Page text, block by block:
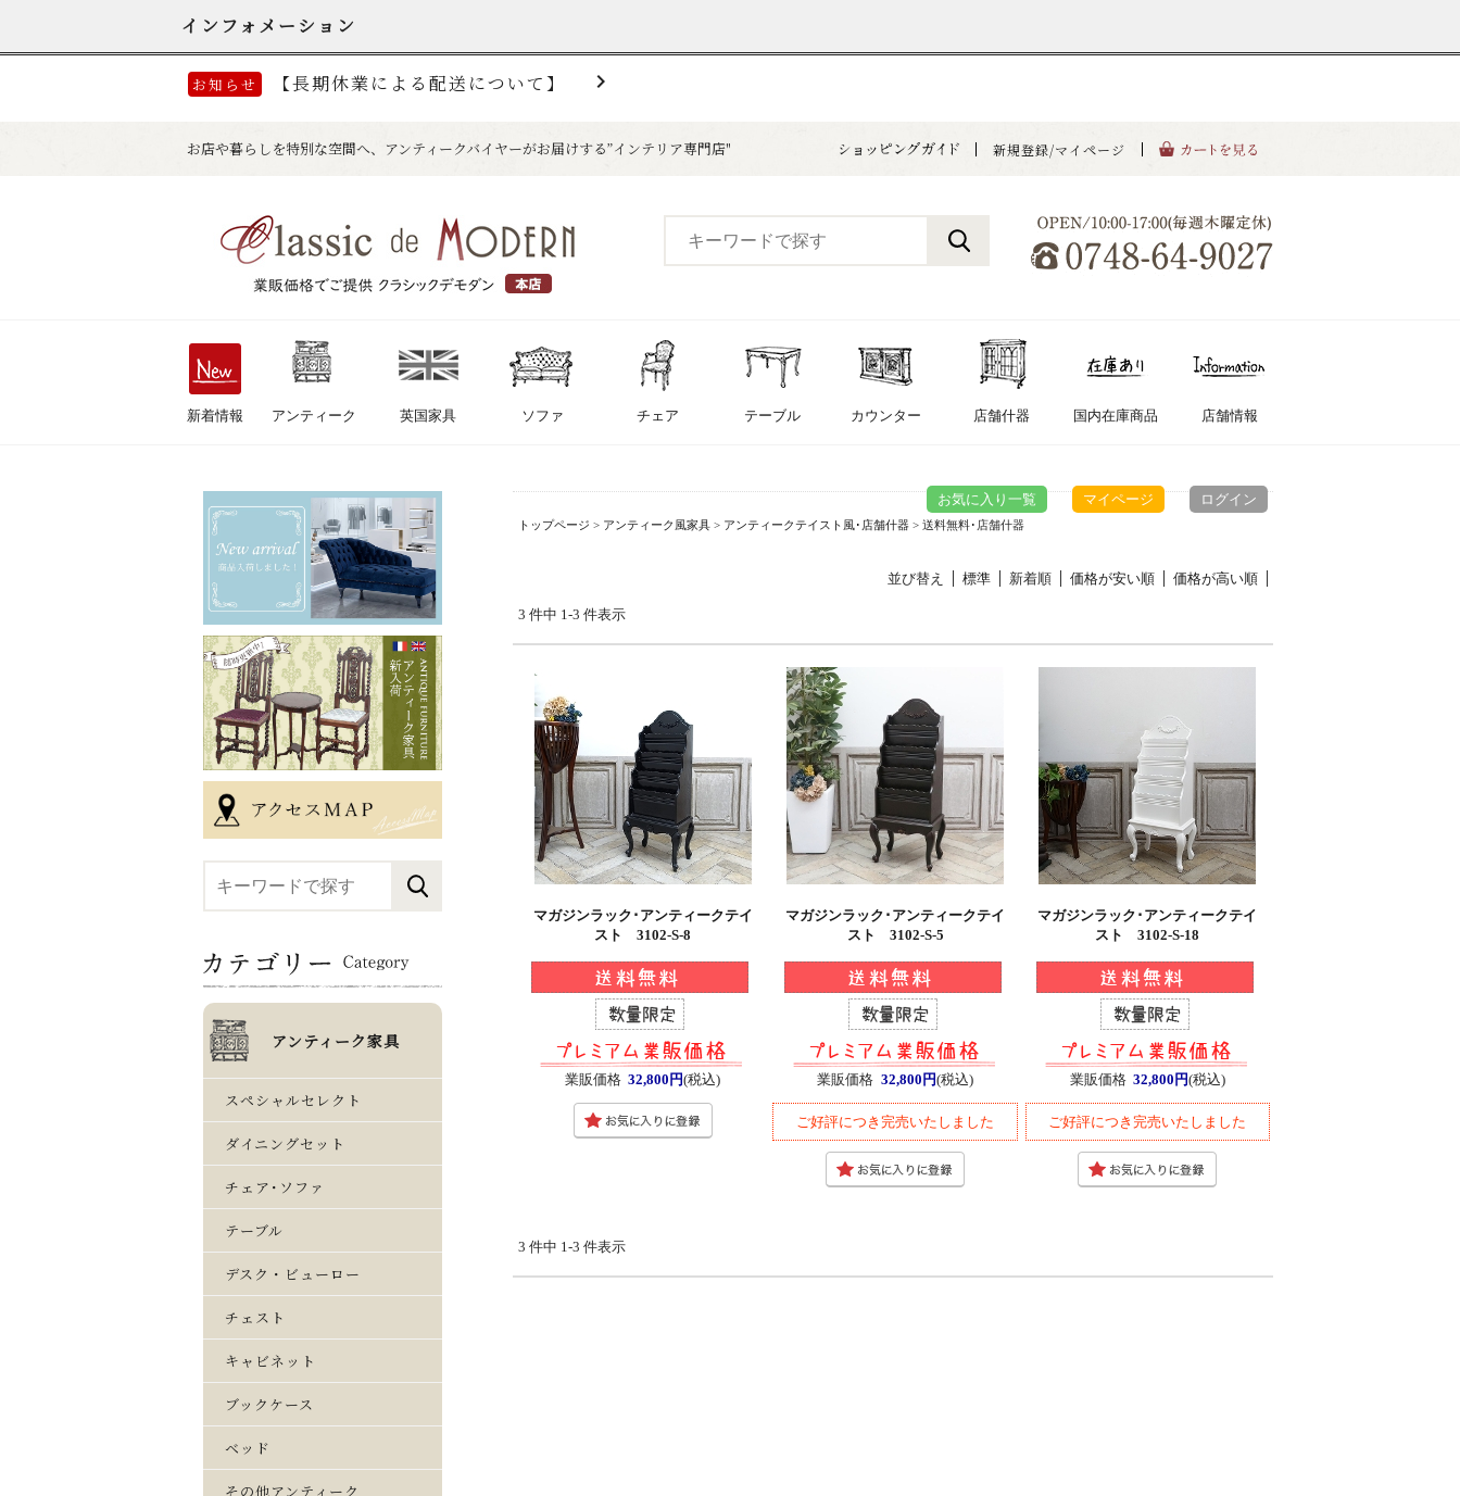
お気に入り一覧 マイページ ログイン
トップページ > アンティーク風家具 > アンティークテイスト風･店舗什器 > 送料無料･店舗什器
並び替え 標準 新着順 価格が安い順 価格が高い順
3 件中 1-3 件表示
マガジンラック･アンティークテイ
スト 3102-S-8
業販価格 32,800円(税込)
マガジンラック･アンティークテイ
スト 3102-S-5
業販価格 32,800円(税込)
ご好評につき完売いたしました
マガジンラック･アンティークテイ
スト 3102-S-18
業販価格 32,800円(税込)
ご好評につき完売いたしました
3 件中 1-3 件表示